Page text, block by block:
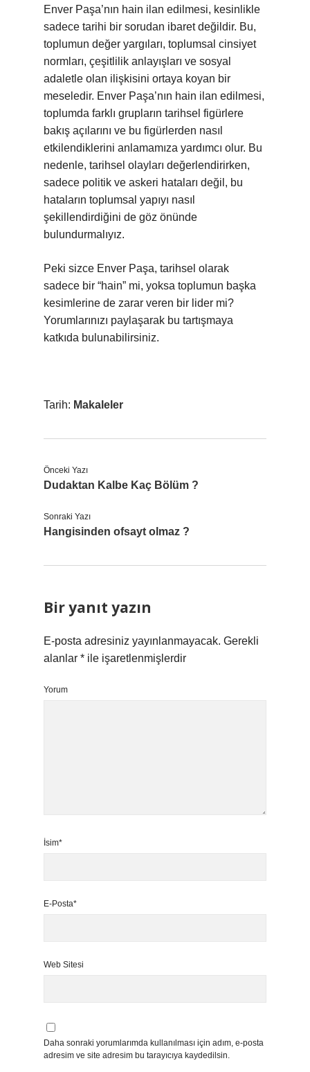
Enver Paşa’nın hain ilan edilmesi, kesinlikle
sadece tarihi bir sorudan ibaret değildir. Bu,
toplumun değer yargıları, toplumsal cinsiyet
normları, çeşitlilik anlayışları ve sosyal
adaletle olan ilişkisini ortaya koyan bir
meseledir. Enver Paşa’nın hain ilan edilmesi,
toplumda farklı grupların tarihsel figürlere
bakış açılarını ve bu figürlerden nasıl
etkilendiklerini anlamamıza yardımcı olur. Bu
nedenle, tarihsel olayları değerlendirirken,
sadece politik ve askeri hataları değil, bu
hataların toplumsal yapıyı nasıl
şekillendirdiğini de göz önünde
bulundurmalıyız.
Peki sizce Enver Paşa, tarihsel olarak
sadece bir “hain” mi, yoksa toplumun başka
kesimlerine de zarar veren bir lider mi?
Yorumlarınızı paylaşarak bu tartışmaya
katkıda bulunabilirsiniz.
Tarih: Makaleler
Önceki Yazı
Dudaktan Kalbe Kaç Bölüm ?
Sonraki Yazı
Hangisinden ofsayt olmaz ?
Bir yanıt yazın
E-posta adresiniz yayınlanmayacak. Gerekli
alanlar * ile işaretlenmişlerdir
Yorum
İsim*
E-Posta*
Web Sitesi
Daha sonraki yorumlarımda kullanılması için adım, e-posta
adresim ve site adresim bu tarayıcıya kaydedilsin.